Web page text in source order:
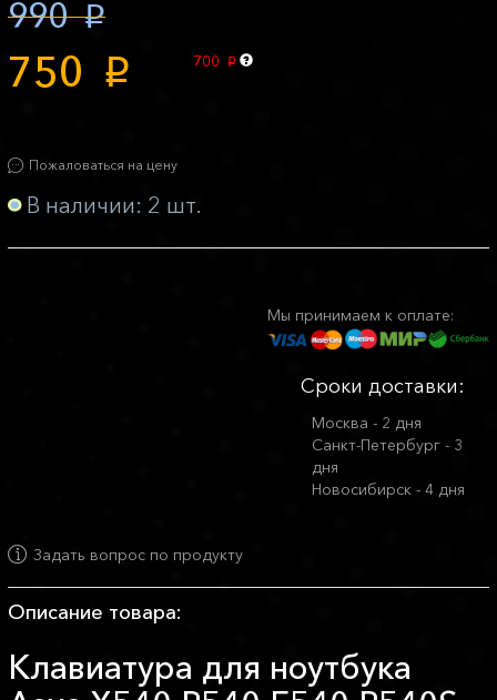
990 p
750 p 700 p
Пожаловаться на цену
В наличии: 2 шт.
Мы принимаем к оплате:
Сроки доставки:
Москва - 2 дня
Санкт-Петербург - 3
дня
Новосибирск - 4 дня
Задать вопрос по продукту
Описание товара:
Клавиатура для ноутбука